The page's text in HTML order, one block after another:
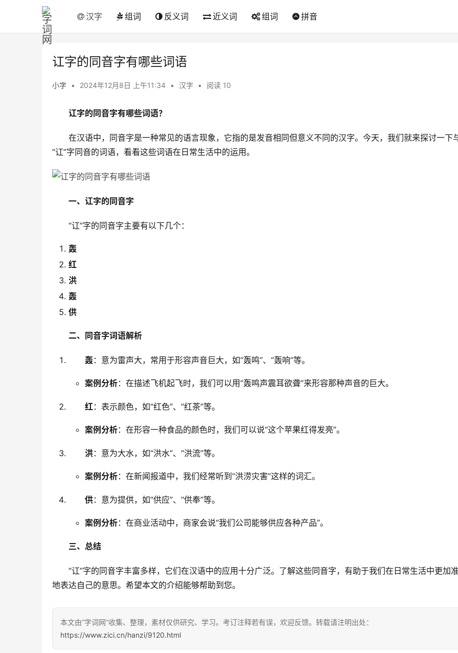
汉字 组词 反义词 近义词 组词 拼音
讧字的同音字有哪些词语
小字 • 2024年12月8日 上午11:34 • 汉字 • 阅读 10
讧字的同音字有哪些词语？
在汉语中，同音字是一种常见的语言现象，它指的是发音相同但意义不同的汉字。今天，我们就来探讨一下
“讧”字同音的词语，看看这些词语在日常生活中的运用。
一、讧字的同音字
“讧”字的同音字主要有以下几个：
轰
红
洪
轰
供
二、同音字词语解析
轰：意为雷声大，常用于形容声音巨大，如“轰鸣”、“轰响”等。
案例分析：在描述飞机起飞时，我们可以用“轰鸣声震耳欲聋”来形容那种声音的巨大。
红：表示颜色，如“红色”、“红茶”等。
案例分析：在形容一种食品的颜色时，我们可以说“这个苹果红得发亮”。
洪：意为大水，如“洪水”、“洪流”等。
案例分析：在新闻报道中，我们经常听到“洪涝灾害”这样的词汇。
供：意为提供，如“供应”、“供奉”等。
案例分析：在商业活动中，商家会说“我们公司能够供应各种产品”。
三、总结
“讧”字的同音字丰富多样，它们在汉语中的应用十分广泛。了解这些同音字，有助于我们在日常生活中更加
地表达自己的意思。希望本文的介绍能够帮助到您。
本文由“字词网”收集、整理，素材仅供研究、学习。考订注释若有误，欢迎反馈。转载请注明出处：
https://www.zici.cn/hanzi/9120.html